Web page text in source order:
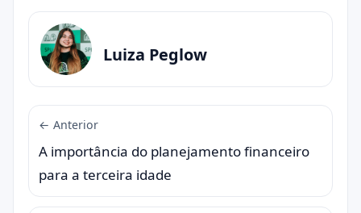
Luiza Peglow
← Anterior
A importância do planejamento financeiro
para a terceira idade